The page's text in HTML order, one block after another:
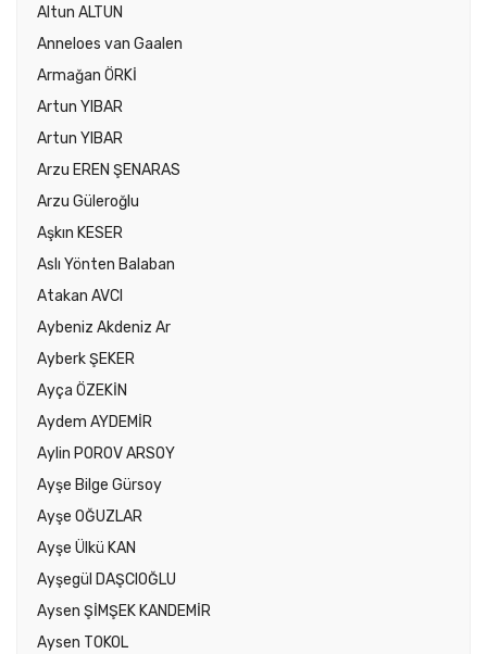
Altun ALTUN
Anneloes van Gaalen
Armağan ÖRKİ
Artun YIBAR
Artun YIBAR
Arzu EREN ŞENARAS
Arzu Güleroğlu
Aşkın KESER
Aslı Yönten Balaban
Atakan AVCI
Aybeniz Akdeniz Ar
Ayberk ŞEKER
Ayça ÖZEKİN
Aydem AYDEMİR
Aylin POROV ARSOY
Ayşe Bilge Gürsoy
Ayşe OĞUZLAR
Ayşe Ülkü KAN
Ayşegül DAŞCIOĞLU
Aysen ŞİMŞEK KANDEMİR
Aysen TOKOL